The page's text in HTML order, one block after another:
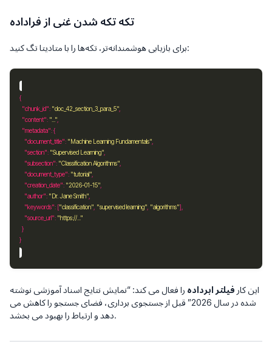
تکه تکه شدن غنی از فراداده
برای بازیابی هوشمندانه‌تر، تکه‌ها را با متادیتا تگ کنید:
"chunk_id": "doc_42_section_3_para_5"
"content": "..."
"metadata"
"document_title": "Machine Learning Fundamentals"
"section": "Supervised Learning"
"subsection": "Classification Algorithms"
"document_type": "tutorial"
"creation_date": "2026-01-15"
"author": "Dr. Jane Smith"
"keywords": ["classification" "supervised learning" "algorithms"
"source_url": "https://..."
این کار فیلتر ابرداده را فعال می کند: “نمایش نتایج اسناد آموزشی نوشته
شده در سال 2026” قبل از جستجوی برداری، فضای جستجو را کاهش می
دهد و ارتباط را بهبود می بخشد.